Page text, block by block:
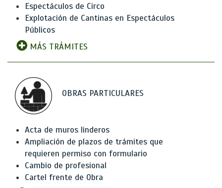
Espectáculos de Circo
Explotación de Cantinas en Espectáculos
Públicos
MÁS TRÁMITES
OBRAS PARTICULARES
Acta de muros linderos
Ampliación de plazos de trámites que
requieren permiso con formulario
Cambio de profesional
Cartel frente de Obra